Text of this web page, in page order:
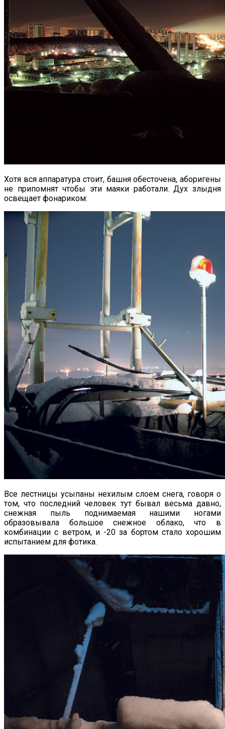
Хотя вся аппаратура стоит, башня обесточена, аборигены
не припомнят чтобы эти маяки работали. Дух злыдня
освещает фонариком:
Все лестницы усыпаны нехилым слоем снега, говоря о
том, что последний человек тут бывал весьма давно,
снежная пыль поднимаемая нашими ногами
образовывала большое снежное облако, что в
комбинации с ветром, и -20 за бортом стало хорошим
испытанием для фотика.